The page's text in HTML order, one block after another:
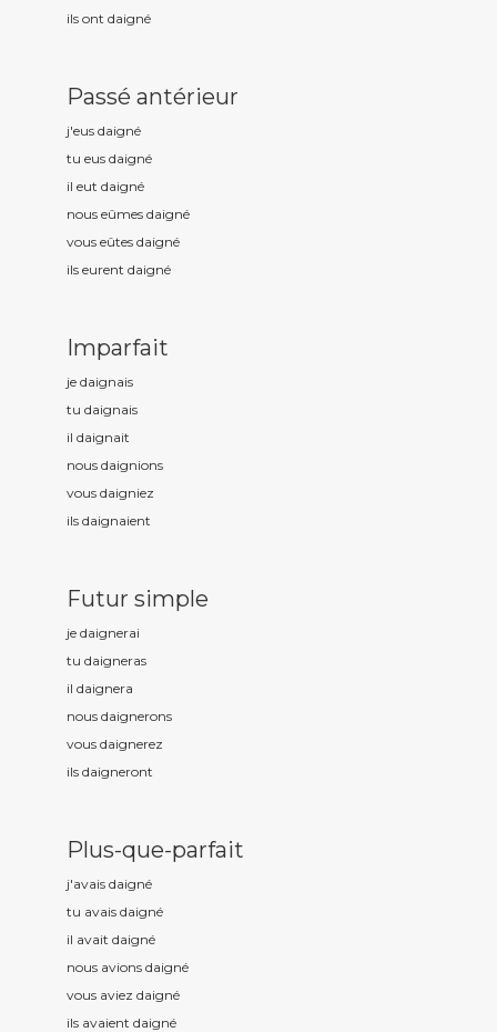
ils ont daigné
Passé antérieur
j'eus daigné
tu eus daigné
il eut daigné
nous eûmes daigné
vous eûtes daigné
ils eurent daigné
Imparfait
je daignais
tu daignais
il daignait
nous daignions
vous daigniez
ils daignaient
Futur simple
je daignerai
tu daigneras
il daignera
nous daignerons
vous daignerez
ils daigneront
Plus-que-parfait
j'avais daigné
tu avais daigné
il avait daigné
nous avions daigné
vous aviez daigné
ils avaient daigné